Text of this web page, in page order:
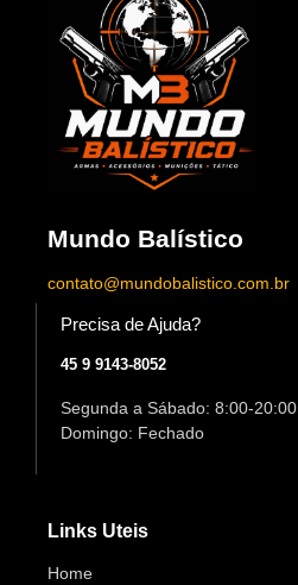
Mundo Balístico
contato@mundobalistico.com.br
Precisa de Ajuda?
45 9 9143-8052
Segunda a Sábado: 8:00-20:00
Domingo: Fechado
Links Uteis
Home